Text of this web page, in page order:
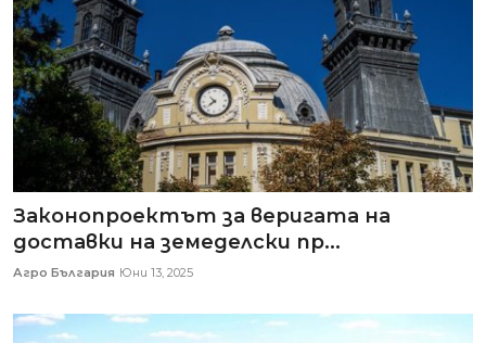
Законопроектът за веригата на
доставки на земеделски пр...
Агро България Юни 13, 2025